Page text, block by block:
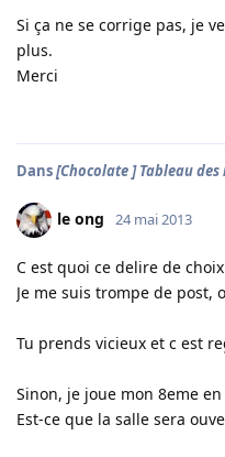
Si ça ne se corrige pas, je
plus.
Merci
Dans[Chocolate ] Tableau
le ong 24 mai 2013
C est quoi ce delire de
Je me suis trompe de post,
Tu prends vicieux et c est
Sinon, je joue mon 8eme
Est-ce que la salle sera